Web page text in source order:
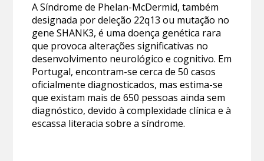
A Síndrome de Phelan-McDermid, também
designada por deleção 22q13 ou mutação no
gene SHANK3, é uma doença genética rara
que provoca alterações significativas no
desenvolvimento neurológico e cognitivo. Em
Portugal, encontram-se cerca de 50 casos
oficialmente diagnosticados, mas estima-se
que existam mais de 650 pessoas ainda sem
diagnóstico, devido à complexidade clínica e à
escassa literacia sobre a síndrome.